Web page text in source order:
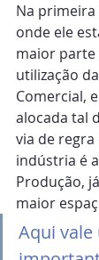
Na primeira
onde ele
maior parte
utilização
Comercial,
alocada tal
via de
indústria é
Produção,
maior
Aqui vale